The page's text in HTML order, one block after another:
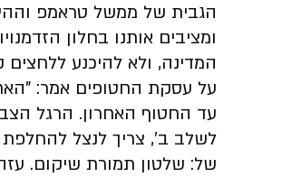
הגבית של ממשל טראמפ
ומציבים אותנו בחלון
המדינה, ולא להיכנע ללחצים
על עסקת החטופים אמר:
עד החטוף האחרון. הרגל
לשלב ב', צריך לנצל
של: שלטון תמורת שיקום.